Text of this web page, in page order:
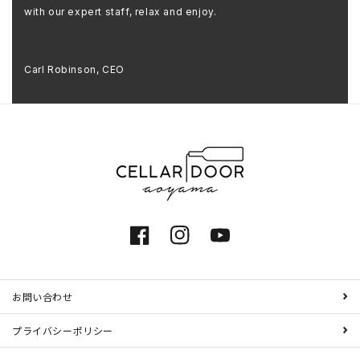
with our expert staff, relax and enjoy.
Carl Robinson, CEO
FacebookInstagramYouTube
お問い合わせ
プライバシーポリシー